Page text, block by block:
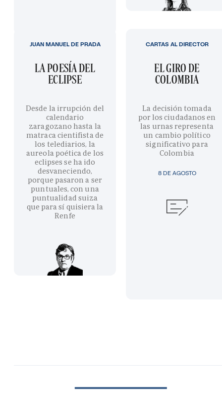
LA POESÍA DEL
ECLIPSE
Desde la irrupción del
calendario
zaragozano hasta la
matraca cientifista de
los telediarios, la
aureola poética de los
eclipses se ha ido
desvaneciendo,
porque pasaron a ser
puntuales, con una
puntualidad suiza
que para sí quisiera la
Renfe
JUAN MANUEL DE PRADA
8 DE AGOSTO
EL GIRO DE
COLOMBIA
La decisión tomada
por los ciudadanos en
las urnas representa
un cambio político
significativo para
Colombia
CARTAS AL DIRECTOR